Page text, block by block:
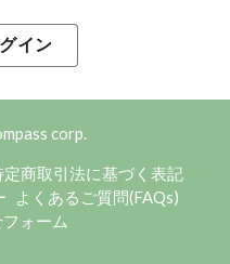
イン
corp.
定商取引法に基づく表記
よくあるご質問(FAQs)
ォーム